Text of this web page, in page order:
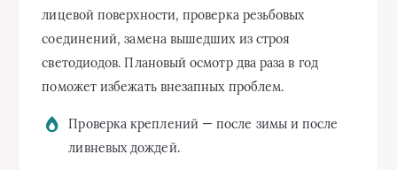
лицевой поверхности, проверка резьбовых
соединений, замена вышедших из строя
светодиодов. Плановый осмотр два раза в год
поможет избежать внезапных проблем.
Проверка креплений — после зимы и после
ливневых дождей.